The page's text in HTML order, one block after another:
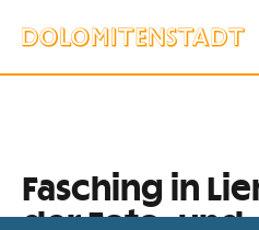
Fasching in